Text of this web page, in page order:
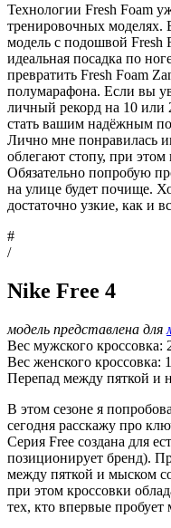
Технологии Fresh Foam
тренировочных моделях.
модель с подошвой Fresh
идеальная посадка по
превратить Fresh Foam
полумарафона. Если вы
личный рекорд на 10 или
стать вашим надёжным
Лично мне понравилась
облегают стопу, при этом
Обязательно попробую
на улице будет почище.
достаточно узкие, как и
#
/
Nike Free 4
модель представлена для
Вес мужского кроссовка:
Вес женского кроссовка:
Перепад между пяткой и
В этом сезоне я
сегодня расскажу про
Серия Free создана для
позиционирует бренд).
между пяткой и мыском
при этом кроссовки
тех, кто впервые